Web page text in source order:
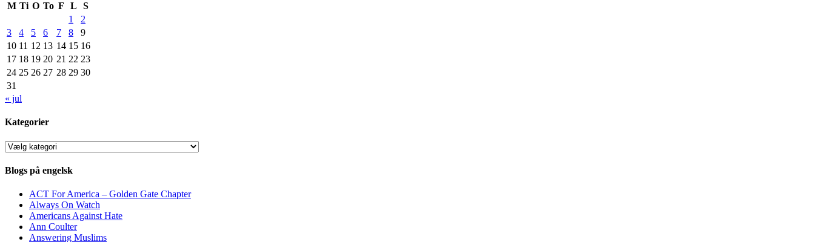
M Ti O To F L
S
1
2
3
4 5 6 7 8
9
10 11 12 13 14 15 16
17 18 19 20 21 22 23
24 25 26 27 28 29 30
31
« jul
Kategorier
Kategorier
Blogs på engelsk
ACT For America – Golden Gate Chapter
Always On Watch
Americans Against Hate
Ann Coulter
Answering Muslims